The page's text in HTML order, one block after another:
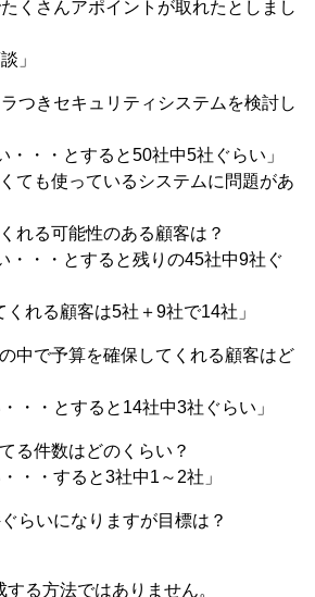
くさんアポイントが取れたとしまし
」
つきセキュリティシステムを検討し
・・とすると50社中5社ぐらい」
ても使っているシステムに問題があ
れる可能性のある顧客は？
・・・とすると残りの45社中9社ぐ
くれる顧客は5社＋9社で14社」
中で予算を確保してくれる顧客はど
・・とすると14社中3社ぐらい」
る件数はどのくらい？
・・すると3社中1～2社」
らいになりますが目標は？
する方法ではありません。